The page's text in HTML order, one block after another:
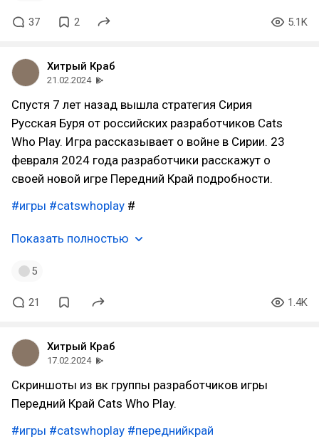
37 2 5.1K
Хитрый Краб
21.02.2024
Спустя 7 лет назад вышла стратегия Сирия
Русская Буря от российских разработчиков Cats
Who Play. Игра рассказывает о войне в Сирии. 23
февраля 2024 года разработчики расскажут о
своей новой игре Передний Край подробности.
#игры #catswhoplay #
Показать полностью
5
21 1.4K
Хитрый Краб
17.02.2024
Скриншоты из вк группы разработчиков игры
Передний Край Cats Who Play.
#игры #catswhoplay #переднийкрай